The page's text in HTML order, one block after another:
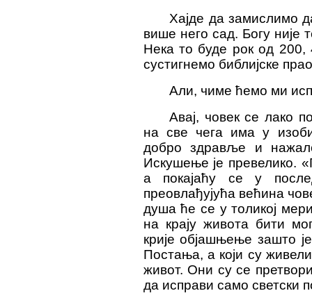
Хајде да замислимо
више него сад. Богу није
Нека то буде рок од
сустигнемо библијске
Али, чиме ћемо ми
Авај, човек се лако
на све чега има у
добро здравље и
Искушење је превелико.
а покајаћу се у
преовлађујућа већина
душа ће се у толикој
на крају живота бити
крије објашњење зашто
Постања, а који су
живот. Они су се
да исправи само светски